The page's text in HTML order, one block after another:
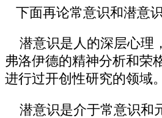
下面再论常意识和潜意识
潜意识是人的深层心理
弗洛伊德的精神分析和荣
进行过开创性研究的领域。
潜意识是介于常意识和